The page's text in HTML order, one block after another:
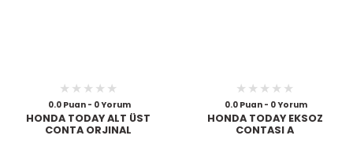
0.0 Puan - 0 Yorum
HONDA TODAY ALT ÜST
CONTA ORJINAL
0.0 Puan - 0 Yorum
HONDA TODAY EKSOZ
CONTASI A